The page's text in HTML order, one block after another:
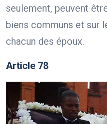
seulement, peuvent
biens communs et sur
chacun des époux.
Article 78